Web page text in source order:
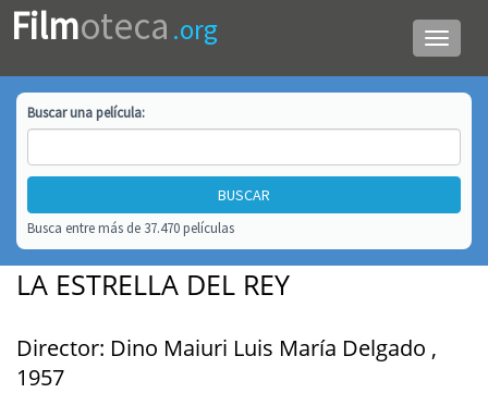
Menú
de
Filmoteca .org
Buscar unapelícula:
Busca entre más de 37.470 películas
LA ESTRELLA DEL REY
Director: Dino Maiuri Luis María Delgado ,
1957